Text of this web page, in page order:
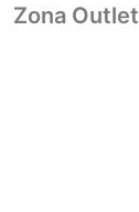
Zona Outlet